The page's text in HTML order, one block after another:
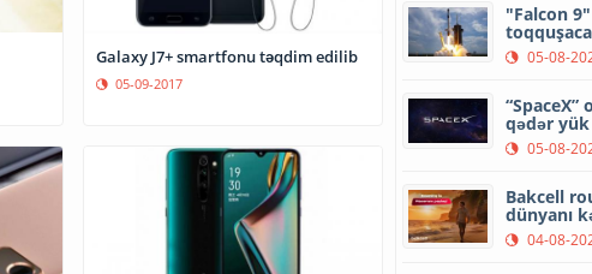
Galaxy J7+ smartfonu təqdim edilib
05-09-2017
"Falcon
05-08-
qədər yük
05-08-
Bakcell
dünyanı
04-08-